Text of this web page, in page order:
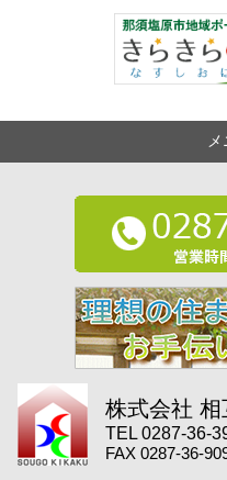
株式会社 相
TEL 0287-36-
FAX 0287-36-